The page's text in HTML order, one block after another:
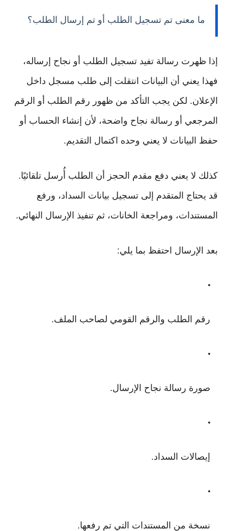
ما معنى تم تسجيل الطلب أو تم إرسال الطلب؟
إذا ظهرت رسالة تفيد تسجيل الطلب أو نجاح إرساله،
فهذا يعني أن البيانات انتقلت إلى طلب مسجل داخل
الإعلان. لكن يجب التأكد من ظهور رقم الطلب أو الرقم
المرجعي أو رسالة نجاح واضحة، لأن إنشاء الحساب أو
حفظ البيانات لا يعني وحده اكتمال التقديم.
كذلك لا يعني دفع مقدم الحجز أن الطلب أُرسل تلقائيًا.
قد يحتاج المتقدم إلى تسجيل بيانات السداد، ورفع
المستندات، ومراجعة الخانات، ثم تنفيذ الإرسال النهائي.
بعد الإرسال احتفظ بما يلي:
رقم الطلب والرقم القومي لصاحب الملف.
صورة رسالة نجاح الإرسال.
إيصالات السداد.
نسخة من المستندات التي تم رفعها.